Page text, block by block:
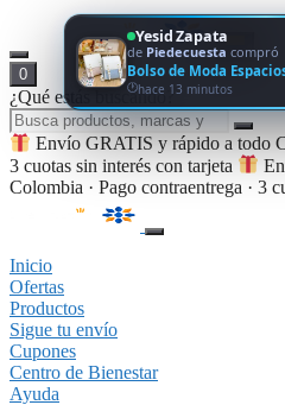
0
¿Qué estás buscando?
Envío GRATIS y rápido a todo
3 cuotas sin interés con tarjeta
Colombia · Pago contraentrega · 3
Inicio
Ofertas
Productos
Sigue tu envío
Cupones
Centro de Bienestar
Ayuda
Yesid Zapata
de Piedecuesta compró
Bolso de Moda
hace 13 minutos